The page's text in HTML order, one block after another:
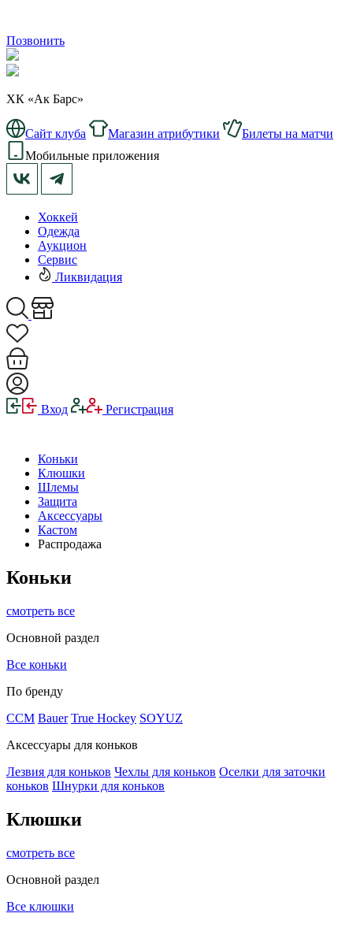
Позвонить
ХК «Ак Барс»
Сайт клуба Магазин атрибутики
Билеты на матчи
Мобильные приложения
Хоккей
Одежда
Аукцион
Сервис
Ликвидация
Вход Регистрация
Коньки
Клюшки
Шлемы
Защита
Аксессуары
Кастом
Распродажа
Коньки
смотреть все
Основной раздел
Все коньки
По бренду
ССМ Bauer True Hockey SOYUZ
Аксессуары для коньков
Лезвия для коньков Чехлы для коньков Оселки для заточки
коньков Шнурки для коньков
Клюшки
смотреть все
Основной раздел
Все клюшки